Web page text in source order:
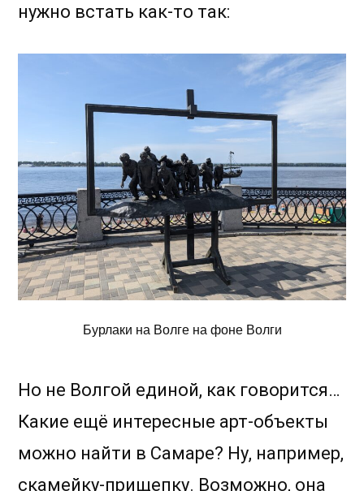
нужно встать как-то так:
Бурлаки на Волге на фоне Волги
Но не Волгой единой, как говорится…
Какие ещё интересные арт-объекты
можно найти в Самаре? Ну, например,
скамейку-прищепку. Возможно, она